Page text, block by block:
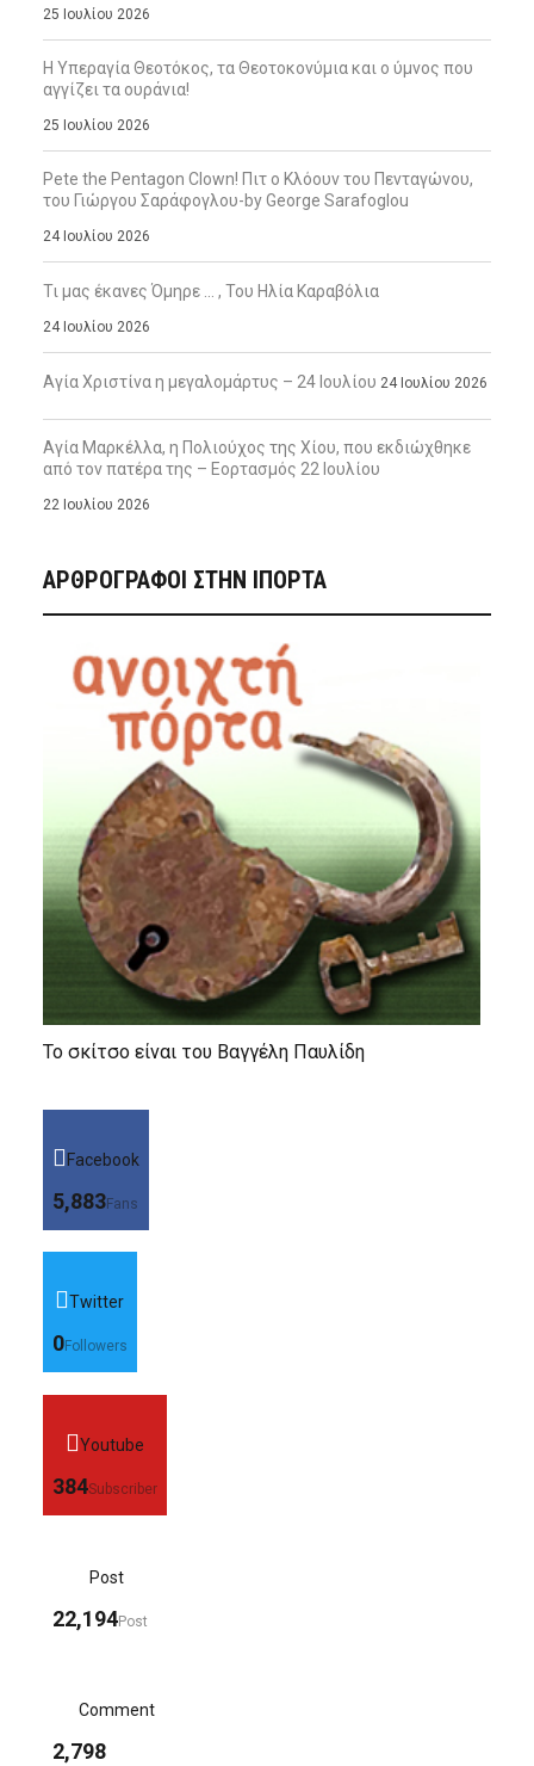
25 Ιουλίου 2026
Η Υπεραγία Θεοτόκος, τα Θεοτοκονύμια και ο ύμνος που
αγγίζει τα ουράνια!
25 Ιουλίου 2026
Pete the Pentagon Clown! Πιτ ο Κλόουν του Πενταγώνου,
του Γιώργου Σαράφογλου-by George Sarafoglou
24 Ιουλίου 2026
Τι μας έκανες Όμηρε … , Του Ηλία Καραβόλια
24 Ιουλίου 2026
Αγία Χριστίνα η μεγαλομάρτυς – 24 Ιουλίου 24 Ιουλίου 2026
Αγία Μαρκέλλα, η Πολιούχος της Χίου, που εκδιώχθηκε
από τον πατέρα της – Εορτασμός 22 Ιουλίου
22 Ιουλίου 2026
ΑΡΘΡΟΓΡΑΦΟΙ ΣΤΗΝ IΠΟΡΤΑ
Το σκίτσο είναι του Βαγγέλη Παυλίδη
Facebook
5,883Fans
Twitter
0Followers
Youtube
384Subscriber
Post
22,194Post
Comment
2,798